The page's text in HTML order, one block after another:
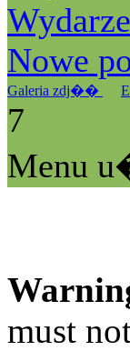
Nowe
Galeria zdj��
7
Menu
must